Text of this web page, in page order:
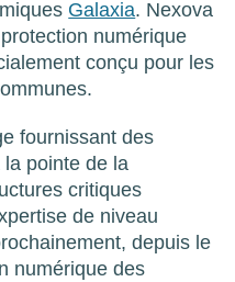
Galaxia. Nexova
numérique
conçu pour les
fournissant des
pointe de la
critiques
de niveau
depuis le
numérique des